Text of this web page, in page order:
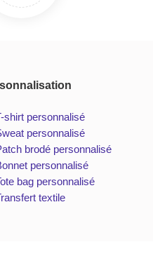
shirt personnalisé
personnalisé
brodé personnalisé
personnalisé
bag personnalisé
textile